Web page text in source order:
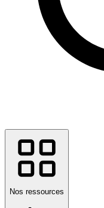
Nos ressources